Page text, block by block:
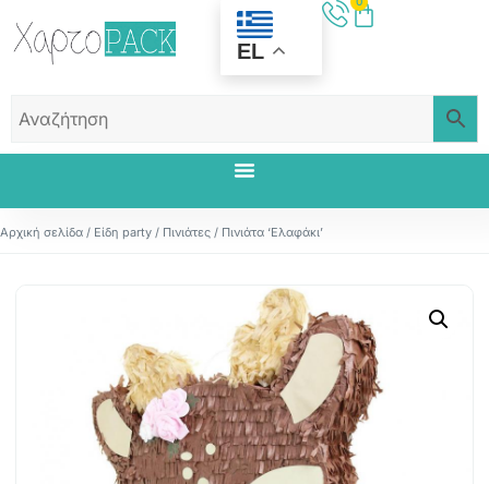
EL
Αρχική σελίδα / Είδη party / Πινιάτες / Πινιάτα ‘Ελαφάκι’